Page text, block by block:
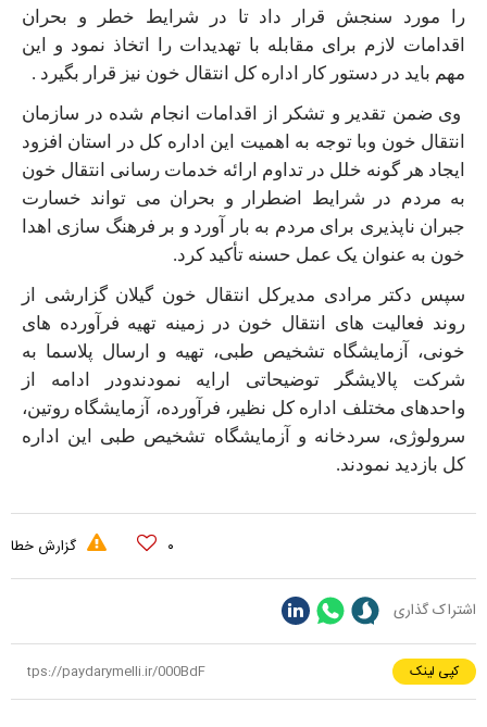
را مورد سنجش قرار داد تا در شرایط خطر و بحران
اقدامات لازم برای مقابله با تهدیدات را اتخاذ نمود و این
مهم باید در دستور کار اداره کل انتقال خون نیز قرار بگیرد .
وی ضمن تقدیر و تشکر از اقدامات انجام شده در سازمان
انتقال خون وبا توجه به اهمیت این اداره کل در استان افزود
ایجاد هر گونه خلل در تداوم ارائه خدمات رسانی انتقال خون
به مردم در شرایط اضطرار و بحران می تواند خسارت
جبران ناپذیری برای مردم به بار آورد و بر فرهنگ سازی اهدا
خون به عنوان یک عمل حسنه تأکید کرد.
سپس دکتر مرادی مدیرکل انتقال خون گیلان گزارشی از
روند فعالیت های انتقال خون در زمینه تهیه فرآورده های
خونی، آزمایشگاه تشخیص طبی، تهیه و ارسال پلاسما به
شرکت پالایشگر توضیحاتی ارایه نمودندودر ادامه از
واحدهای مختلف اداره کل نظیر، فرآورده، آزمایشگاه روتین،
سرولوژی، سردخانه و آزمایشگاه تشخیص طبی این اداره
کل بازدید نمودند.
۰ گزارش خطا
اشتراک گذاری
کپی لینک